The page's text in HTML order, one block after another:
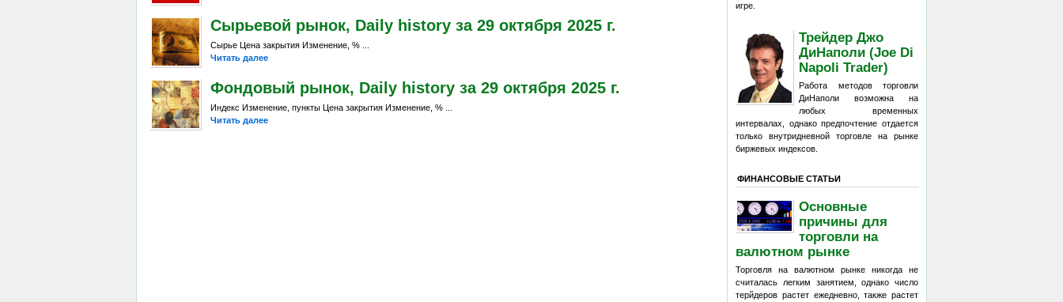
Сырьевой рынок, Daily history за 29 октября 2025 г.
Сырье Цена закрытия Изменение, % ...
Читать далее
Фондовый рынок, Daily history за 29 октября 2025 г.
Индекс Изменение, пункты Цена закрытия Изменение, % ...
Читать далее
игре.
Трейдер Джо
ДиНаполи (Joe Di
Napoli Trader)
Работа методов торговли
ДиНаполи возможна на
любых временных
интервалах, однако предпочтение отдается
только внутридневной торговле на рынке
биржевых индексов.
ФИНАНСОВЫЕ СТАТЬИ
Основные
причины для
торговли на
валютном рынке
Торговля на валютном рынке никогда не
считалась легким занятием, однако число
терйдеров растет ежедневно, также растет